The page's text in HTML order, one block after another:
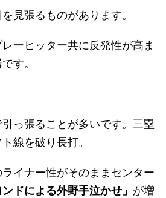
見張るものがあります。
ーヒッター共に反発性が高ま
す。
っ張ることが多いです。三塁
線を破り長打。
イナー性がそのままセンター
ンドによる外野手泣かせ」 が増